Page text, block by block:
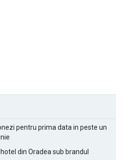
pentru prima data in peste un
din Oradea sub brandul